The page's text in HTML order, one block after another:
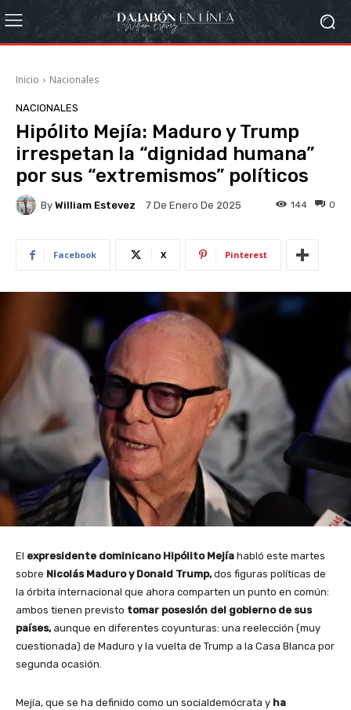
Inicio Nacionales
NACIONALES
Hipólito Mejía: Maduro y Trump
irrespetan la “dignidad humana”
por sus “extremismos” políticos
By William Estevez 7 De Enero De 2025 0
144
Facebook X Pinterest
El expresidente dominicano Hipólito Mejía habló este martes
sobre Nicolás Maduro y Donald Trump,dos figuras políticas de
la órbita internacional que ahora comparten un punto en común:
ambos tienen previsto tomar posesión del gobierno de sus
países,aunque en diferentes coyunturas: una reelección (muy
cuestionada) de Maduro y la vuelta de Trump a la Casa Blanca por
segunda ocasión.
Mejía, que se ha definido como un socialdemócrata y ha